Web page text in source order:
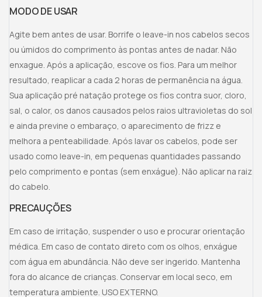
MODO DE USAR
Agite bem antes de usar. Borrife o leave-in nos cabelos secos
ou úmidos do comprimento às pontas antes de nadar. Não
enxague. Após a aplicação, escove os fios. Para um melhor
resultado, reaplicar a cada 2 horas de permanência na água.
Sua aplicação pré natação protege os fios contra suor, cloro,
sal, o calor, os danos causados pelos raios ultravioletas do sol
e ainda previne o embaraço, o aparecimento de frizz e
melhora a penteabilidade. Após lavar os cabelos, pode ser
usado como leave-in, em pequenas quantidades passando
pelo comprimento e pontas (sem enxágue). Não aplicar na raiz
do cabelo.
PRECAUÇÕES
Em caso de irritação, suspender o uso e procurar orientação
médica. Em caso de contato direto com os olhos, enxágue
com água em abundância. Não deve ser ingerido. Mantenha
fora do alcance de crianças. Conservar em local seco, em
temperatura ambiente. USO EXTERNO.